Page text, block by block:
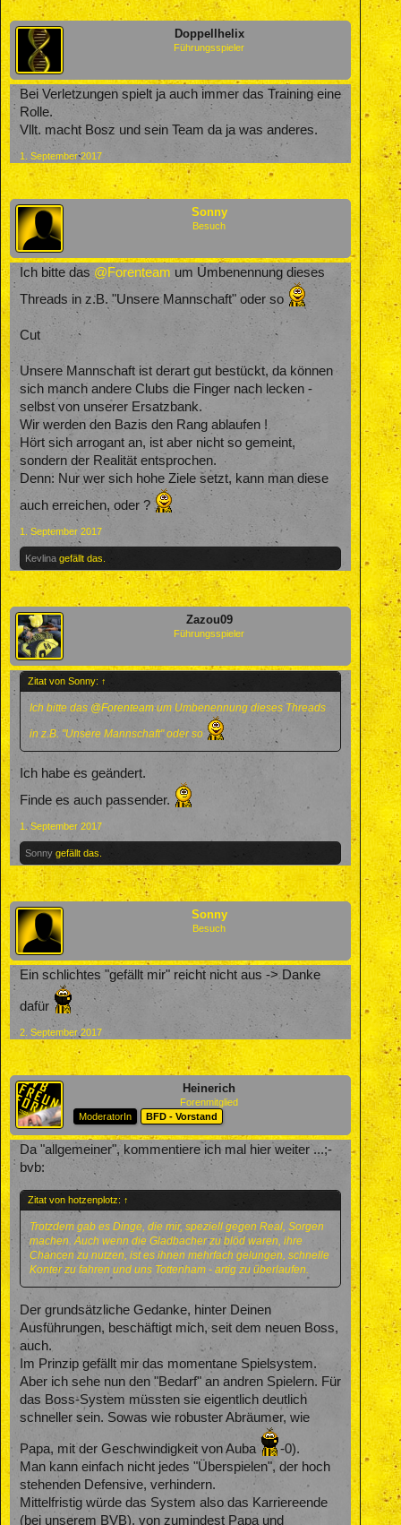
Doppellhelix
Führungsspieler
Bei Verletzungen spielt ja auch immer das Training eine
Rolle.
Vllt. macht Bosz und sein Team da ja was anderes.
1. September 2017
Sonny
Besuch
Ich bitte das @Forenteam um Umbenennung dieses
Threads in z.B. "Unsere Mannschaft" oder so
Cut
Unsere Mannschaft ist derart gut bestückt, da können
sich manch andere Clubs die Finger nach lecken -
selbst von unserer Ersatzbank.
Wir werden den Bazis den Rang ablaufen !
Hört sich arrogant an, ist aber nicht so gemeint,
sondern der Realität entsprochen.
Denn: Nur wer sich hohe Ziele setzt, kann man diese
auch erreichen, oder ?
1. September 2017
Kevlina gefällt das.
Zazou09
Führungsspieler
Zitat von Sonny: ↑
Ich bitte das @Forenteamum Umbenennung dieses Threads
in z.B. "Unsere Mannschaft" oder so
Ich habe es geändert.
Finde es auch passender.
1. September 2017
Sonny gefällt das.
Sonny
Besuch
Ein schlichtes "gefällt mir" reicht nicht aus -> Danke
dafür
2. September 2017
Heinerich
Forenmitglied
ModeratorIn
BFD - Vorstand
Da "allgemeiner", kommentiere ich mal hier weiter ...;-
bvb:
Zitat von hotzenplotz: ↑
Trotzdem gab es Dinge, die mir, speziell gegen Real, Sorgen
machen. Auch wenn die Gladbacher zu blöd waren, ihre
Chancen zu nutzen, ist es ihnen mehrfach gelungen, schnelle
Konter zu fahren und uns Tottenham - artig zu überlaufen.
Der grundsätzliche Gedanke, hinter Deinen
Ausführungen, beschäftigt mich, seit dem neuen Boss,
auch.
Im Prinzip gefällt mir das momentane Spielsystem.
Aber ich sehe nun den "Bedarf" an andren Spielern. Für
das Boss-System müssten sie eigentlich deutlich
schneller sein. Sowas wie robuster Abräumer, wie
Papa, mit der Geschwindigkeit von Auba
-0).
Man kann einfach nicht jedes "Überspielen", der hoch
stehenden Defensive, verhindern.
Mittelfristig würde das System also das Karriereende
(bei unserem BVB), von zumindest Papa und